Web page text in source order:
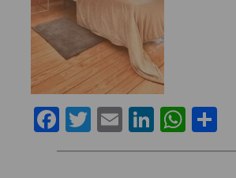
Facebook
Twitter
Email